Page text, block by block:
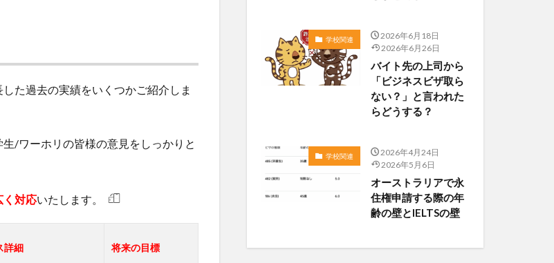
た過去の実績をいくつかご紹介しま
/ワーホリの皆様の意見をしっかりと
く対応いたします。
詳細 将来の目標
学校関連
2026年6月18日
2026年6月26日
バイト先の上司から
「ビジネスビザ取ら
ない？」と言われた
らどうする？
学校関連
2026年4月24日
2026年5月6日
オーストラリアで永
住権申請する際の年
齢の壁とIELTSの壁